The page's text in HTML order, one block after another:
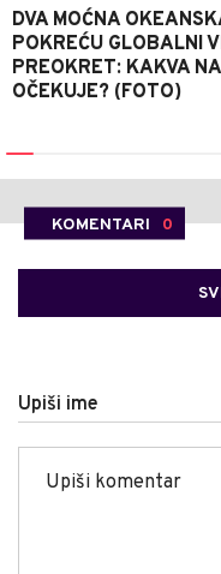
DVA MOĆNA
POKREĆU GLOBALNI
PREOKRET: KAKVA
OČEKUJE? (FOTO)
KOMENTARI 0
Upiši ime